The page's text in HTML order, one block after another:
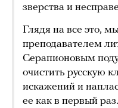
зверства и
Глядя на все это,
преподавателем
Серапионовым
очистить русскую
искажений и
ее как в первый